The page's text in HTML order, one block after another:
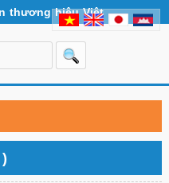
thương hiệu Việt